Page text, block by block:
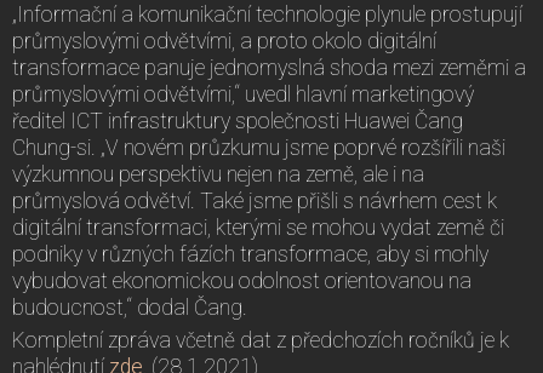
„Informační a komunikační technologie plynule prostupují
průmyslovými odvětvími, a proto okolo digitální
transformace panuje jednomyslná shoda mezi zeměmi a
průmyslovými odvětvími,“ uvedl hlavní marketingový
ředitel ICT infrastruktury společnosti Huawei Čang
Chung-si. „V novém průzkumu jsme poprvé rozšířili naši
výzkumnou perspektivu nejen na země, ale i na
průmyslová odvětví. Také jsme přišli s návrhem cest k
digitální transformaci, kterými se mohou vydat země či
podniky v různých fázích transformace, aby si mohly
vybudovat ekonomickou odolnost orientovanou na
budoucnost,“ dodal Čang.
Kompletní zpráva včetně dat z předchozích ročníků je k
nahlédnutí zde. (28.1.2021)